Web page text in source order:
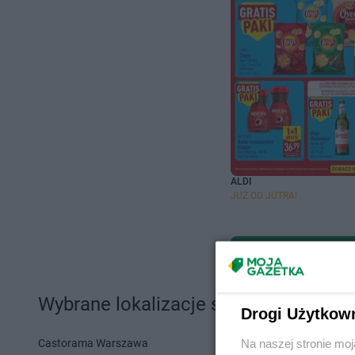
ALDI
JUŻ OD JUTRA!
Wybrane lokalizacje sklepów i sieci
Castorama Warszawa Action
Drogi
Na naszej stronie